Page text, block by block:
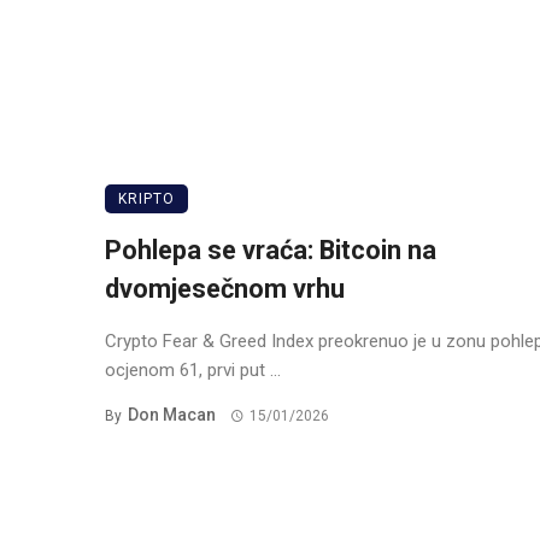
KRIPTO
Pohlepa se vraća: Bitcoin na
dvomjesečnom vrhu
Crypto Fear & Greed Index preokrenuo je u zonu
ocjenom 61, prvi put ...
By Don Macan 15/01/2026